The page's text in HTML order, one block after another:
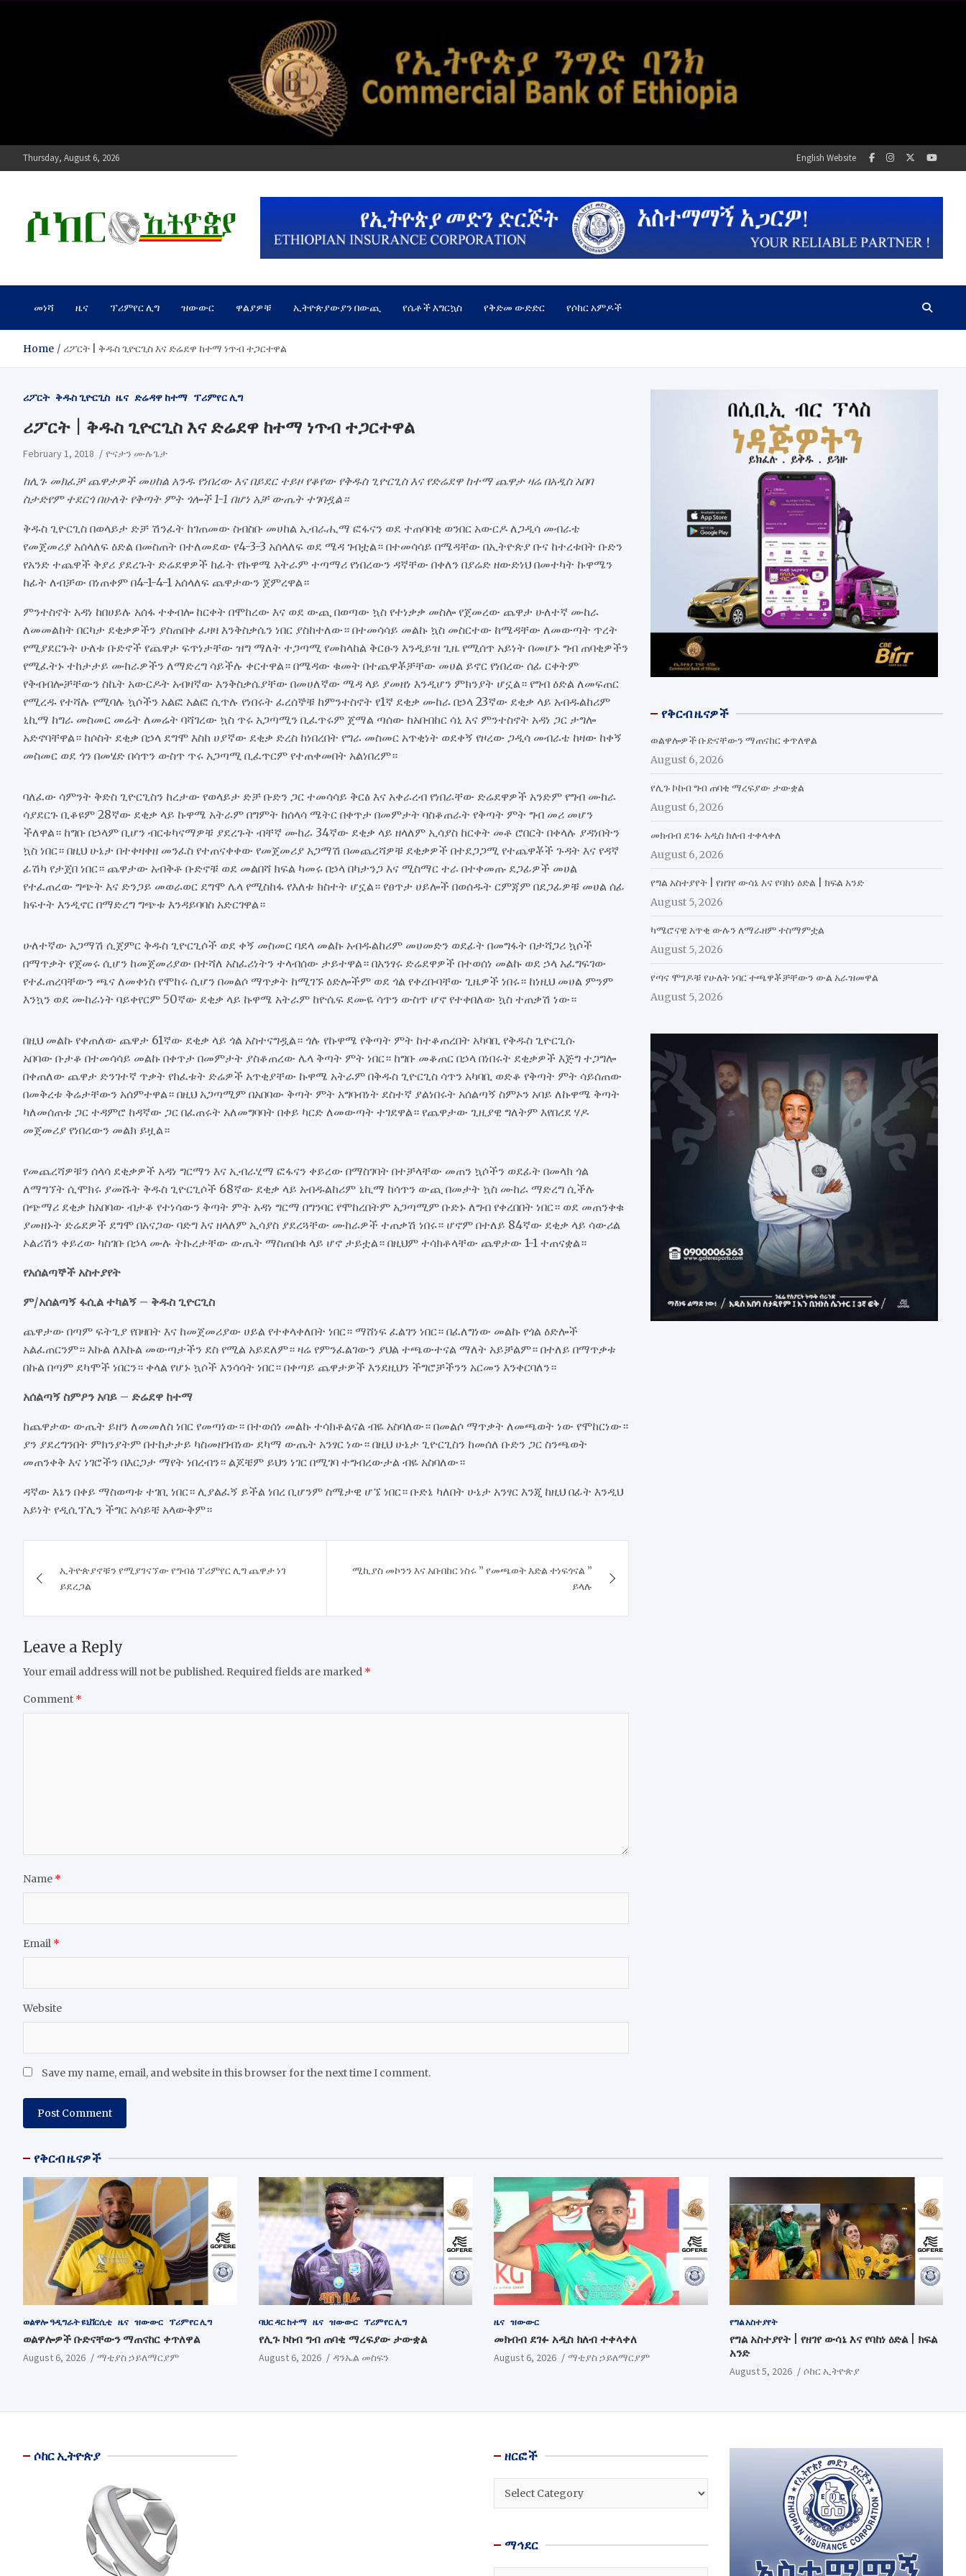
Thursday, August 6, 2026 English Website
ሶከር ኢትዮጵያ
መነሻ ዜና ፕሪምየር ሊግ ዝውውር ዋልያዎቹ ኢትዮጵያውያን በውጪ የሴቶች እግርኳስ የቅድመ ውድድር የሶከር አምዶች
Home ሪፖርት | ቅዱስ ጊዮርጊስ እና ድሬደዋ ከተማ ነጥብ ተጋርተዋል
ሪፖርት ቅዱስ ጊዮርጊስ ዜና ድሬዳዋ ከተማ ፕሪምየር ሊግ
ሪፖርት | ቅዱስ ጊዮርጊስ እና ድሬደዋ ከተማ ነጥብ ተጋርተዋል
February 1, 2018 ዮናታን ሙሉጌታ
ከሊጉ መክፈቻ ጨዋታዎች መሀከል አንዱ የነበረው እና በይደር ተይዞ የቆየው የቅዱስ ጊዮርጊስ እና የድሬደዋ ከተማ ጨዋታ ዛሬ በአዲስ አበባ
ስታድየም ተደርጎ በሁለት የቅጣት ምት ጎሎች 1-1 በሆነ አቻ ውጤት ተገባዷል።
ቅዱስ ጊዮርጊስ በወላይታ ድቻ ሽንፈት ከገጠመው ስብስቡ መሀከል ኢብራሒማ ፎፋናን ወደ ተጠባባቂ ወንበር አውርዶ ለጋዲሳ መብራቴ
የመጀመሪያ አሰላለፍ ዕድል በመስጠት በተለመደው የ4-3-3 አሰላለፍ ወደ ሜዳ ገብቷል። በተመሳሳይ በሜዳቸው በኢትዮጵያ ቡና ከተረቱበት ቡድን
የአንድ ተጨዋች ቅያሪ ያደረጉት ድሬደዋዎች ከፊት የኩዋሜ አትራም ተጣማሪ የነበረውን ዳኛቸው በቀለን በያሬድ ዘውድነህ በመተካት ኩዋሜን
ከፊት ለብቻው በነጠቀም በ4-1-4-1 አሰላለፍ ጨዋታውን ጀምረዋል።
ምንተስኖት አዳነ ከበሀይሉ አሰፋ ተቀብሎ ከርቀት በሞከረው እና ወደ ውጪ በወጣው ኳስ የተነቃቃ መስሎ የጀመረው ጨዋታ ሁለተኛ ሙከራ
ለመመልከት በርካታ ደቂቃዎችን ያስጠበቀ ፈዛዛ እንቅስቃሴን ነበር ያስከተለው። በተመሳሳይ መልኩ ኳስ መስርተው ከሜዳቸው ለመውጣት ጥረት
የሚያደርጉት ሁለቱ ቡድኖች የጨዋታ ፍጥነታቸው ዝግ ማለት ተጋጣሚ የመከላከል ቅርፁን እንዲይዝ ጊዜ የሚሰጥ አይነት በመሆኑ ግብ ጠባቂዎችን
የሚፈትኑ ተከታታይ ሙከራዎችን ለማድረግ ሳይችሉ ቀርተዋል። በሜዳው ቁመት በተጨዋቾቻቸው መሀል ይኖር የነበረው ሰፊ ርቀትም
የቅብብሎቻቸውን ስኬት አውርዶት አብዛኛው እንቅስቃሴያቸው በመሀለኛው ሜዳ ላይ ያመዘነ እንዲሆን ምክንያት ሆኗል። የግብ ዕድል ለመፍጠር
የሚረዱ የተሻሉ የሚባሉ ኳሶችን አልፎ አልፎ ሲጥሉ የነበሩት ፈረሰኞቹ ከምንተስኖት የ1ኛ ደቂቃ ሙከራ በኃላ 23ኛው ደቂቃ ላይ አብዱልከሪም
ኒኪማ ከግራ መስመር መሬት ለመሬት ባሻገረው ኳስ ጥሩ አጋጣሚን ቢፈጥሩም ጀማል ጣሰው ከአቡበከር ሳኒ እና ምንተስኖት አዳነ ጋር ታግሎ
አድኖባቸዋል። ከሶስት ደቂቃ በኃላ ደግሞ እስከ ሀያኛው ደቂቃ ድረስ ከነበረበት የግራ መስመር አጥቂነት ወደቀኝ የዞረው ጋዲሳ መብራቴ ከዛው ከቀኝ
መስመር ወደ ጎን በመሄድ በሳጥን ውስጥ ጥሩ አጋጣሚ ቢፈጥርም የተጠቀመበት አልነበረም።
ባለፈው ሳምንት ቅድስ ጊዮርጊስን ከረታው የወላይታ ድቻ ቡድን ጋር ተመሳሳይ ቅርፅ እና አቀራረብ የነበራቸው ድሬደዋዎች አንድም የግብ ሙከራ
ሳያደርጉ ቢቆዩም 28ኛው ደቂቃ ላይ ኩዋሜ አትራም በግምት ከሰላሳ ሜትር በቀጥታ በመምታት ባስቆጠራት የቅጣት ምት ግብ መሪ መሆን
ችለዋል። ከግቡ በኃላም ቢሆን ብርቱካናማዎቹ ያደረጉት ብቸኛ ሙከራ 34ኛው ደቂቃ ላይ ዘላለም ኢሳያስ ከርቀት መቶ ሮበርት በቀላሉ ያዳነበትን
ኳስ ነበር። በዚህ ሁኔታ በተቀዛቀዘ መንፈስ የተጠናቀቀው የመጀመሪያ አጋማሽ በመጨረሻዎቹ ደቂቃዎች በተደጋጋሚ የተጨዋቾች ጉዳት እና የዳኛ
ፊሽካ የታጀበ ነበር። ጨዋታው አብቅቶ ቡድኖቹ ወደ መልበሻ ክፍል ካመሩ በኃላ በካታንጋ እና ሚስማር ተራ በተቀመጡ ደጋፊዎች መሀል
የተፈጠረው ግጭት እና ድንጋይ መወራወር ደግሞ ሌላ የሚስከፋ የእለቱ ክስተት ሆኗል። የፀጥታ ሀይሎች በወሰዱት ርምጃም በደጋፊዎቹ መሀል ሰፊ
ክፍተት እንዲኖር በማድረግ ግጭቱ እንዳይባባስ አድርገዋል።
ሁለተኛው አጋማሽ ሲጀምር ቅዱስ ጊዮርጊሶች ወደ ቀኝ መስመር ባደላ መልኩ አብዱልከሪም መሀመድን ወደፊት በመግፋት በታሻጋሪ ኳሶች
በማጥቃት የጀመሩ ሲሆን ከመጀመሪያው በተሻለ አስፈሪነትን ተላብሰው ታይተዋል። በአንፃሩ ድሬደዋዎች በተወሰነ መልኩ ወደ ኃላ አፈግፍገው
የተፈጠረባቸውን ጫና ለመቀነስ የሞከሩ ሲሆን በመልሶ ማጥቃት ከሚገኙ ዕድሎችም ወደ ጎል የቀረቡባቸው ጊዜዎች ነበሩ። ከነዚህ መሀል ምንም
እንኳን ወደ ሙከራነት ባይቀየርም 50ኛው ደቂቃ ላይ ኩዋሜ አትራም ከዮሴፍ ደሙዬ ሳጥን ውስጥ ሆኖ የተቀበለው ኳስ ተጠቃሽ ነው።
በዚህ መልኩ የቀጠለው ጨዋታ 61ኛው ደቂቃ ላይ ጎል አስተናግዷል። ጎሉ የኩዋሜ የቅጣት ምት ከተቆጠረበት አካባቢ የቅዱስ ጊዮርጊሱ
አበባው ቡታቆ በተመሳሳይ መልኩ በቀጥታ በመምታት ያስቆጠረው ሌላ ቅጣት ምት ነበር። ከግቡ መቆጠር በኃላ በነበሩት ደቂቃዎች እጅግ ተጋግሎ
በቀጠለው ጨዋታ ድንገተኛ ጥቃት የከፈቱት ድሬዎች አጥቂያቸው ኩዋሜ አትራም በቅዱስ ጊዮርጊስ ሳጥን አካባቢ ወድቆ የቅጣት ምት ሳይሰጠው
በመቅረቱ ቅሬታቸውን አሰምተዋል። በዚህ አጋጣሚም በአበባው ቅጣት ምት አግባብነት ደስተኛ ያልነበሩት አሰልጣኝ ስምኦን አባይ ለኩዋሜ ቅጣት
ካለመሰጠቱ ጋር ተዳምሮ ከዳኛው ጋር በፈጠሩት አለመግባባት በቀይ ካርድ ለመውጣት ተገደዋል። የጨዋታው ጊዚያዊ ግለትም እየበረደ ሃዶ
መጀመሪያ የነበረውን መልክ ይዟል።
የመጨረሻዎቹን ሰላሳ ደቂቃዎች አዳነ ግርማን እና ኢብራሂማ ፎፋናን ቀይረው በማስገባት በተቻላቸው መጠን ኳሶችን ወደፊት በመላክ ጎል
ለማግኘት ሲሞክሩ ያመሹት ቅዱስ ጊዮርጊሶች 68ኛው ደቂቃ ላይ አብዱልከሪም ኒኪማ ከሳጥን ውጪ በመታት ኳስ ሙከራ ማድረግ ሲችሉ
በጭማሪ ደቂቃ ከአበባው ብታቆ የተነሳውን ቅጣት ምት አዳነ ግርማ በግንባር የሞከረበትም አጋጣሚም ቡድኑ ለግብ የቀረበበት ነበር። ወደ መጠንቀቁ
ያመዘኑት ድሬደዎች ደግሞ በአናጋው ባድግ እና ዘላለም ኢሳያስ ያደረጓቸው ሙከራዎች ተጠቃሽ ነበሩ። ሆኖም በተለይ 84ኛው ደቂቃ ላይ ሳውሪል
ኦልሪሽን ቀይረው ካስገቡ በኃላ ሙሉ ትኩረታቸው ውጤት ማስጠበቁ ላይ ሆኖ ታይቷል። በዚህም ተሳክቶላቸው ጨዋታው 1-1 ተጠናቋል።
የአሰልጣኞች አስተያየት
ም/አሰልጣኝ ፋሲል ተካልኝ – ቅዱስ ጊዮርጊስ
ጨዋታው በጣም ፍትጊያ የበዛበት እና ከመጀመሪያው ሀይል የተቀላቀለበት ነበር። ማሸነፍ ፈልገን ነበር። በፈለግነው መልኩ የጎል ዕድሎች
አልፈጠርንም። እኩል ለእኩል መውጣታችን ደስ የሚል አይደለም። ዛሬ የምንፈልገውን ያህል ተጫውተናል ማለት አይቻልም። በተለይ በማጥቃቱ
በኩል በጣም ደካሞች ነበርን። ቀላል የሆኑ ኳሶች እንሳሳት ነበር። በቀጣይ ጨዋታዎች እንደዚህን ችግሮቻችንን አርመን እንቀርባለን።
አሰልጣኝ ስምዖን አባይ – ድሬደዋ ከተማ
ከጨዋታው ውጤት ይዘን ለመመለስ ነበር የመጣነው። በተወሰነ መልኩ ተሳክቶልናል ብዬ አስባለው። በመልሶ ማጥቃት ለመጫወት ነው የሞከርነው።
ያን ያደረግንበት ምክንያትም በተከታታይ ካስመዘገብነው ደካማ ውጤት አንፃር ነው። በዚህ ሁኔታ ጊዮርጊስን ከመሰለ ቡድን ጋር ስንጫወት
መጠንቀቅ እና ነገሮችን በእርጋታ ማየት ነበረብን። ልጆቼም ይህን ነገር በሚገባ ተግብረውታል ብዬ አስባለው።
ዳኛው እኔን በቀይ ማስወጣቱ ተገቢ ነበር። ሊያልፈኝ ይችል ነበረ ቢሆንም ስሜታዊ ሆኜ ነበር። ቡድኔ ካለበት ሁኔታ አንፃር እንጂ ከዚህ በፊት እንዲህ
አይነት የዲሲፕሊን ችግር አሳይቼ አላውቅም።
navigation
ኢትዮጵያኖቹን የሚያገናኘው የግብፅ ፕሪምየር ሊግ ጨዋታ ነገ
ይደረጋል
​ሚኪያስ መኮንን እና አቡበከር ነስሩ ” የመጫወት እድል ተነፍጎናል ”
ይላሉ
Leave a Reply
Your email address will not be published. Required fields are marked *
Comment *
Name *
Email *
Website
Save my name, email, and website in this browser for the next time I comment.
የቅርብ ዜናዎች
ወልዋሎዎች ቡድናቸውን ማጠናከር ቀጥለዋል
August 6, 2026
የሊጉ ኮከብ ግብ ጠባቂ ማረፍያው ታውቋል
August 6, 2026
መክብብ ደገፉ አዲስ ክለብ ተቀላቀለ
August 6, 2026
የግል አስተያየት | የዘገየ ውሳኔ እና የባከነ ዕድል | ክፍል አንድ
August 5, 2026
ካሜሮናዊ አጥቂ ውሉን ለማራዘም ተስማምቷል
August 5, 2026
የጣና ሞገዶቹ የሁለት ነባር ተጫዋቾቻቸውን ውል አራዝመዋል
August 5, 2026
የቅርብ ዜናዎች
ወልዋሎ ዓዲግራት ዩኒቨርሲቲ ዜና ዝውውር ፕሪምየር ሊግ
ወልዋሎዎች ቡድናቸውን ማጠናከር ቀጥለዋል
August 6, 2026 ማቲያስ ኃይለማርያም
ባህር ዳር ከተማ ዜና ዝውውር ፕሪምየር ሊግ
የሊጉ ኮከብ ግብ ጠባቂ ማረፍያው ታውቋል
August 6, 2026 ዳንኤል መስፍን
ዜና ዝውውር
መክብብ ደገፉ አዲስ ክለብ ተቀላቀለ
August 6, 2026 ማቲያስ ኃይለማርያም
የግል አስተያየት
የግል አስተያየት | የዘገየ ውሳኔ እና የባከነ ዕድል | ክፍል
አንድ
August 5, 2026 ሶከር ኢትዮጵያ
ሶከር ኢትዮጵያ ዘርፎች
ዘርፎች
ማኅደር